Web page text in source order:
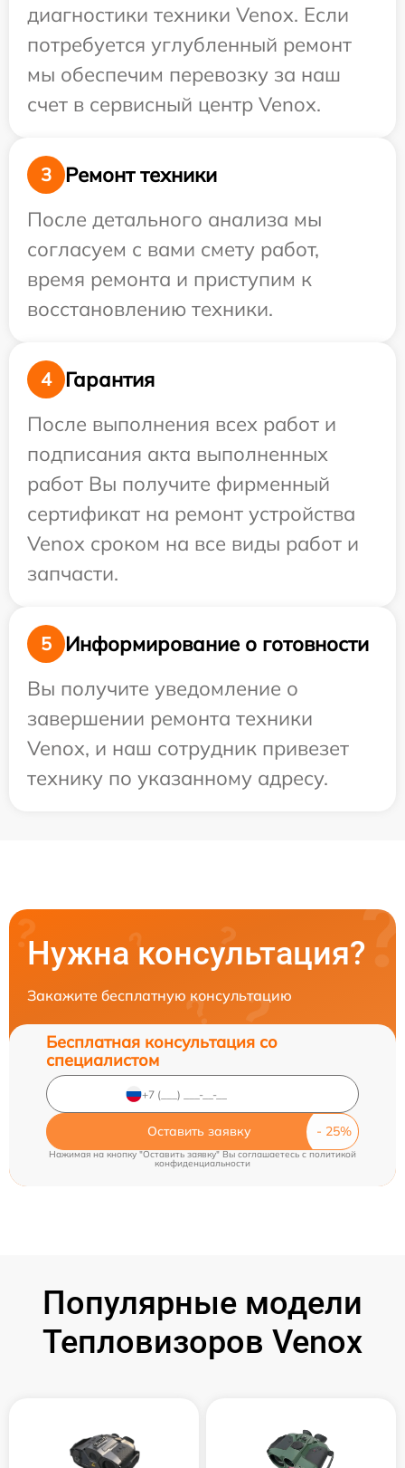
диагностики техники Venox. Если
потребуется углубленный ремонт
мы обеспечим перевозку за наш
счет в сервисный центр Venox.
3
Ремонт техники
После детального анализа мы
согласуем с вами смету работ,
время ремонта и приступим к
восстановлению техники.
4
Гарантия
После выполнения всех работ и
подписания акта выполненных
работ Вы получите фирменный
сертификат на ремонт устройства
Venox сроком на все виды работ и
запчасти.
5
Информирование о готовности
Вы получите уведомление о
завершении ремонта техники
Venox, и наш сотрудник привезет
технику по указанному адресу.
Нужна консультация?
Закажите бесплатную консультацию
Бесплатная консультация со
специалистом
Оставить заявку
Нажимая на кнопку "Оставить заявку" Вы соглашаетесь cполитикой
конфиденциальности
Популярные модели
Тепловизоров Venox